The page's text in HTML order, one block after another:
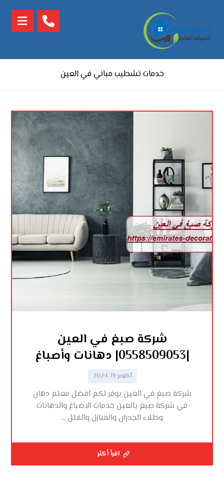
خدمات تشطيب مباني في العين
شركة صبغ في العين
|0558509053| دهانات وأصباغ
أكتوبر 19, 2024
شركة صبغ في العين يوفر لكم افضل معلم دهان
في شركة صبغ بالعين خدمات الاصباغ والدهانات
وطلاء الجدران والمنازل والفلل ...
اقرأ أكثر